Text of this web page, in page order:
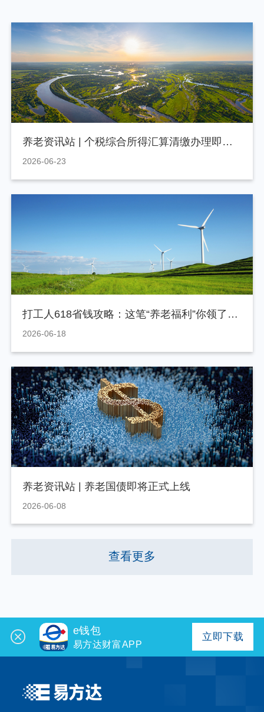
养老资讯站 | 个税综合所得汇算清缴办理即将截止
2026-06-23
打工人618省钱攻略：这笔“养老福利”你领了吗？
2026-06-18
养老资讯站 | 养老国债即将正式上线
2026-06-08
查看更多
e钱包
易方达财富APP
立即下载